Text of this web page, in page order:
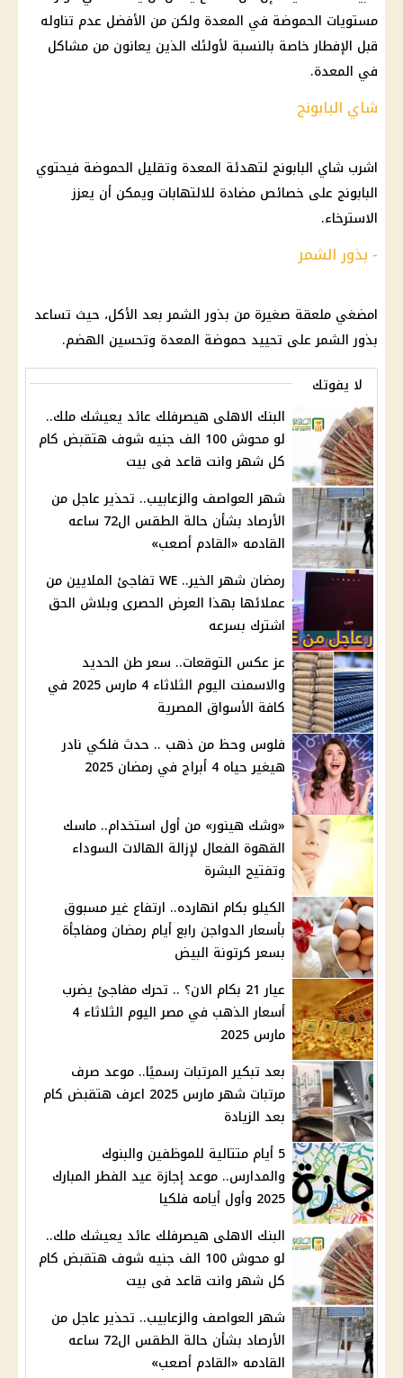
مستويات الحموضة في المعدة ولكن من الأفضل عدم تناوله
قبل الإفطار خاصة بالنسبة لأولئك الذين يعانون من مشاكل
في المعدة.
شاي البابونج
اشرب شاي البابونج لتهدئة المعدة وتقليل الحموضة فيحتوي
البابونج على خصائص مضادة للالتهابات ويمكن أن يعزز
الاسترخاء.
- بذور الشمر
امضغي ملعقة صغيرة من بذور الشمر بعد الأكل، حيث تساعد
بذور الشمر على تحييد حموضة المعدة وتحسين الهضم.
لا يفوتك
البنك الاهلى هيصرفلك عائد يعيشك ملك..
لو محوش 100 الف جنيه شوف هتقبض كام
كل شهر وانت قاعد فى بيت
شهر العواصف والزعابيب.. تحذير عاجل من
الأرصاد بشأن حالة الطقس ال72 ساعه
القادمه «القادم أصعب»
رمضان شهر الخير.. WE تفاجئ الملايين من
عملائها بهذا العرض الحصرى وبلاش الحق
اشترك بسرعه
عز عكس التوقعات.. سعر طن الحديد
والاسمنت اليوم الثلاثاء 4 مارس 2025 في
كافة الأسواق المصرية
فلوس وحظ من ذهب .. حدث فلكي نادر
هيغير حياه 4 أبراج في رمضان 2025
«وشك هينور» من أول استخدام.. ماسك
القهوة الفعال لإزالة الهالات السوداء
وتفتيح البشرة
الكيلو بكام انهارده.. ارتفاع غير مسبوق
بأسعار الدواجن رابع أيام رمضان ومفاجأة
بسعر كرتونة البيض
عيار 21 بكام الان؟ .. تحرك مفاجئ يضرب
أسعار الذهب في مصر اليوم الثلاثاء 4
مارس 2025
بعد تبكير المرتبات رسميًا.. موعد صرف
مرتبات شهر مارس 2025 اعرف هتقبض كام
بعد الزيادة
5 أيام متتالية للموظفين والبنوك
والمدارس.. موعد إجازة عيد الفطر المبارك
2025 وأول أيامه فلكيا
البنك الاهلى هيصرفلك عائد يعيشك ملك..
لو محوش 100 الف جنيه شوف هتقبض كام
كل شهر وانت قاعد فى بيت
شهر العواصف والزعابيب.. تحذير عاجل من
الأرصاد بشأن حالة الطقس ال72 ساعه
القادمه «القادم أصعب»